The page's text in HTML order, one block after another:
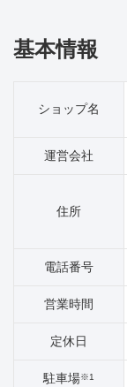
基本情報
ショップ名
運営会社
住所
電話番号
営業時間
定休日
駐車場※1